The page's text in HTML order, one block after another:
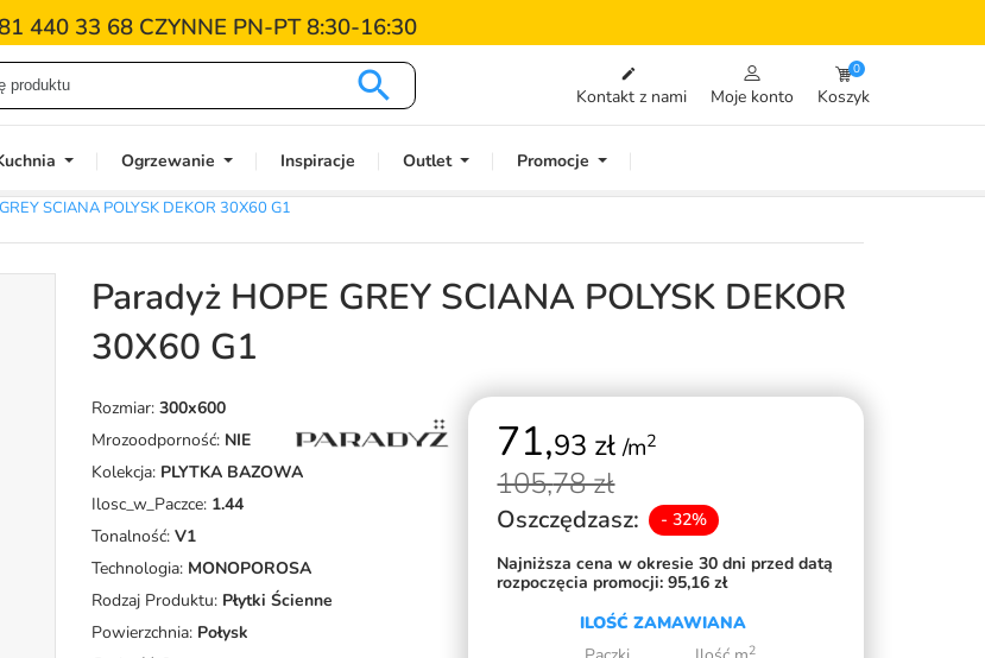
440 33 68 CZYNNE PN-PT 8:30-16:30
 
Kontakt z nami Moje konto Koszyk
0
Ogrzewanie Inspiracje Outlet Promocje
SCIANA POLYSK DEKOR 30X60 G1
Paradyż HOPE GREY SCIANA POLYSK DEKOR
30X60 G1
Rozmiar: 300x600
Mrozoodporność: NIE
Kolekcja: PLYTKA BAZOWA
Ilosc_w_Paczce: 1.44
Tonalność: V1
Technologia: MONOPOROSA
Rodzaj Produktu: Płytki Ścienne
Powierzchnia: Połysk
71,93 zł/m2
105,78 zł
Oszczędzasz:
- 32%
Najniższa cena w okresie 30 dni przed datą
rozpoczęcia promocji:95,16 zł
ILOŚĆ ZAMAWIANA
2